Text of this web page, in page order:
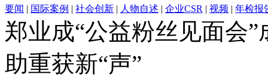
要闻 | 国际案例 | 社会创新 | 人物自述 | 企业CSR | 视频 | 年检报
郑业成“公益粉丝见面会
助重获新“声”